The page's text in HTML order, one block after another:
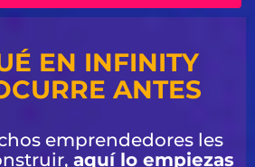
EN INFINITY
ANTES
emprendedores les
aquí lo empiezas